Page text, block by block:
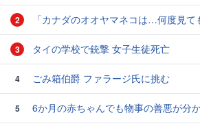
2 「カナダのオオヤマネコは…何度見ても着ぐるみしてる感じがぬぐえない
3 タイの学校で銃撃 女子生徒死亡
4 ごみ箱伯爵 ファラージ氏に挑む
5
6か月の赤ちゃんでも物事の善悪が分かる？